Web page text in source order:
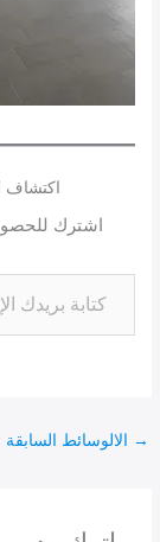
اكتشاف
اشترك
→ الالوسائط السابقة